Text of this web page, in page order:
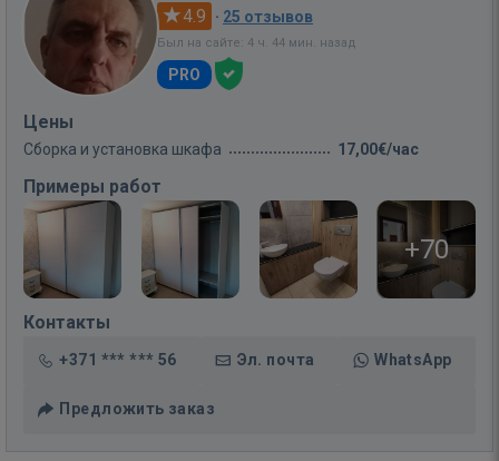
4.9 · 25 отзывов
Был на сайте: 4 ч. 44 мин. назад
PRO
Цены
Сборка и установка шкафа 17,00€/час
Примеры работ
+70
Контакты
+371 *** *** 56 Эл. почта WhatsApp
Предложить заказ